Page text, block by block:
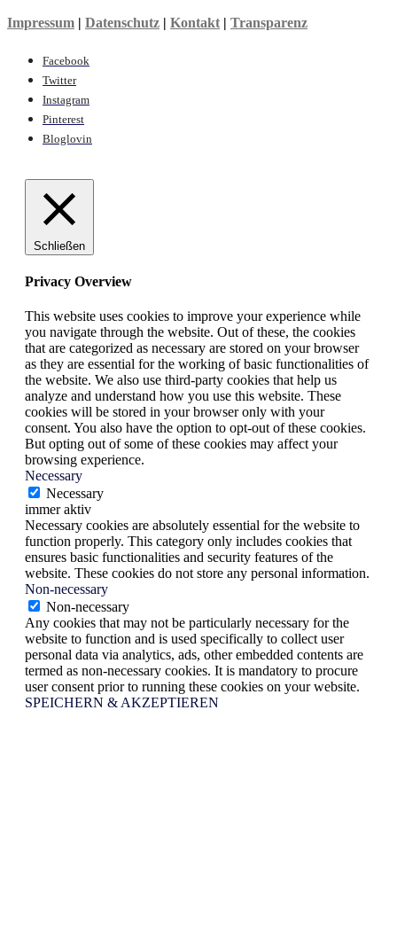
Impressum | Datenschutz | Kontakt | Transparenz
Facebook
Twitter
Instagram
Pinterest
Bloglovin
Schließen
Privacy Overview
This website uses cookies to improve your experience while
you navigate through the website. Out of these, the cookies
that are categorized as necessary are stored on your browser
as they are essential for the working of basic functionalities of
the website. We also use third-party cookies that help us
analyze and understand how you use this website. These
cookies will be stored in your browser only with your
consent. You also have the option to opt-out of these cookies.
But opting out of some of these cookies may affect your
browsing experience.
Necessary
Necessary
immer aktiv
Necessary cookies are absolutely essential for the website to
function properly. This category only includes cookies that
ensures basic functionalities and security features of the
website. These cookies do not store any personal information.
Non-necessary
Non-necessary
Any cookies that may not be particularly necessary for the
website to function and is used specifically to collect user
personal data via analytics, ads, other embedded contents are
termed as non-necessary cookies. It is mandatory to procure
user consent prior to running these cookies on your website.
SPEICHERN & AKZEPTIEREN